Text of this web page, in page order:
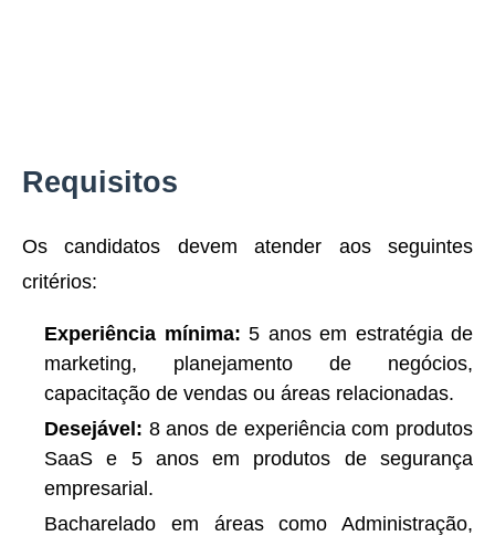
Requisitos
Os candidatos devem atender aos seguintes
critérios:
Experiência mínima: 5 anos em estratégia de
marketing, planejamento de negócios,
capacitação de vendas ou áreas relacionadas.
Desejável: 8 anos de experiência com produtos
SaaS e 5 anos em produtos de segurança
empresarial.
Bacharelado em áreas como Administração,